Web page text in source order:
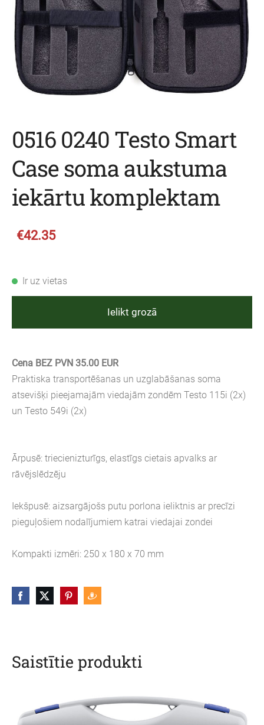
0516 0240 Testo Smart
Case soma aukstuma
iekārtu komplektam
€42.35
Ir uz vietas
Ielikt grozā
Cena BEZ PVN 35.00 EUR
Praktiska transportēšanas un uzglabāšanas soma
atsevišķi pieejamajām viedajām zondēm Testo 115i (2x)
un Testo 549i (2x)
Ārpusē: triecienizturīgs, elastīgs cietais apvalks ar
rāvējslēdzēju
Iekšpusē: aizsargājošs putu porlona ieliktnis ar precīzi
pieguļošiem nodalījumiem katrai viedajai zondei
Kompakti izmēri: 250 x 180 x 70 mm
Saistītie produkti